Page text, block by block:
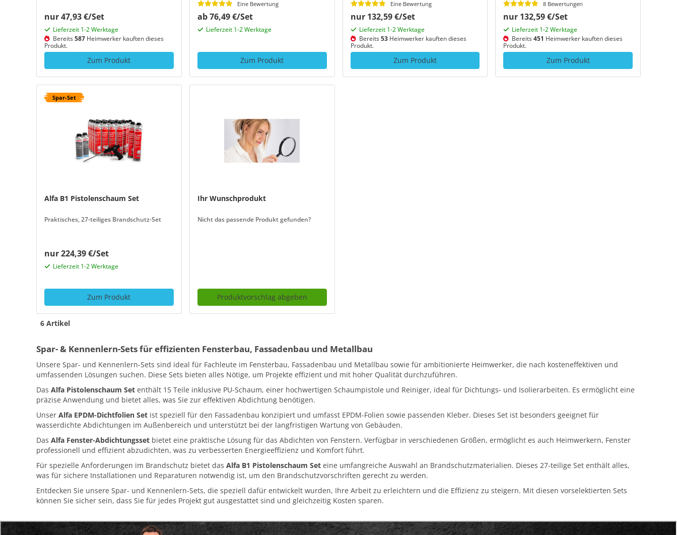
nur 47,93 €/Set
Lieferzeit 1-2 Werktage
Bereits587 Heimwerker kauften dieses
Produkt.
Zum Produkt
Eine Bewertung
ab 76,49 €/Set
Lieferzeit 1-2 Werktage
Zum Produkt
Eine Bewertung
nur 132,59 €/Set
Lieferzeit 1-2 Werktage
Bereits53Heimwerker kauften dieses
Produkt.
Zum Produkt
8 Bewertungen
nur 132,59 €/Set
Lieferzeit 1-2 Werktage
Bereits451 Heimwerker kauften dieses
Produkt.
Zum Produkt
Spar-Set
Alfa B1 Pistolenschaum Set
Praktisches, 27-teiliges Brandschutz-Set
nur 224,39 €/Set
Lieferzeit 1-2 Werktage
Zum Produkt
Ihr Wunschprodukt
Nicht das passende Produkt gefunden?
Produktvorschlag abgeben
6 Artikel
Spar- & Kennenlern-Sets für effizienten Fensterbau, Fassadenbau und Metallbau
Unsere Spar- und Kennenlern-Sets sind ideal für Fachleute im Fensterbau, Fassadenbau und Metallbau sowie für ambitionierte Heimwerker, die nach kosteneffektiven und
umfassenden Lösungen suchen. Diese Sets bieten alles Nötige, um Projekte effizient und mit hoher Qualität durchzuführen.
Das Alfa Pistolenschaum Set enthält 15 Teile inklusive PU-Schaum, einer hochwertigen Schaumpistole und Reiniger, ideal für Dichtungs- und Isolierarbeiten. Es ermöglicht eine
präzise Anwendung und bietet alles, was Sie zur effektiven Abdichtung benötigen.
Unser Alfa EPDM-Dichtfolien Set ist speziell für den Fassadenbau konzipiert und umfasst EPDM-Folien sowie passenden Kleber. Dieses Set ist besonders geeignet für
wasserdichte Abdichtungen im Außenbereich und unterstützt bei der langfristigen Wartung von Gebäuden.
Das Alfa Fenster-Abdichtungsset bietet eine praktische Lösung für das Abdichten von Fenstern. Verfügbar in verschiedenen Größen, ermöglicht es auch Heimwerkern, Fenster
professionell und effizient abzudichten, was zu verbesserten Energieeffizienz und Komfort führt.
Für spezielle Anforderungen im Brandschutz bietet das Alfa B1 Pistolenschaum Set eine umfangreiche Auswahl an Brandschutzmaterialien. Dieses 27-teilige Set enthält alles,
was für sichere Installationen und Reparaturen notwendig ist, um den Brandschutzvorschriften gerecht zu werden.
Entdecken Sie unsere Spar- und Kennenlern-Sets, die speziell dafür entwickelt wurden, Ihre Arbeit zu erleichtern und die Effizienz zu steigern. Mit diesen vorselektierten Sets
können Sie sicher sein, dass Sie für jedes Projekt gut ausgestattet sind und gleichzeitig Kosten sparen.